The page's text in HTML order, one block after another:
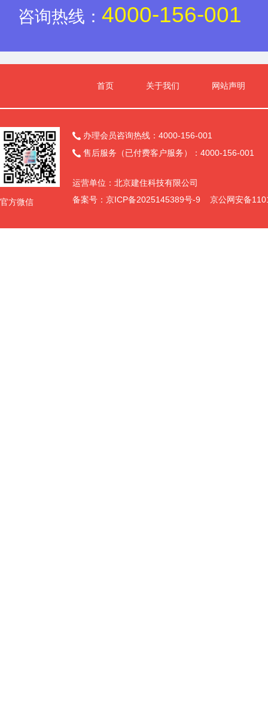
咨询热线： 4000-156-001
首页 关于我们 网站声明
官方微信
 办理会员咨询热线：4000-156-001
 售后服务（已付费客户服务）：4000-156-001
运营单位：北京建住科技有限公司
备案号： 京ICP备2025145389号-9 京公网安备